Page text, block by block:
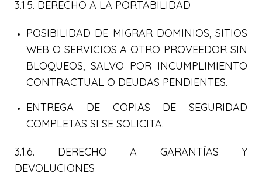
3.1.5. DERECHO A LA PORTABILIDAD
POSIBILIDAD DE MIGRAR DOMINIOS, SITIOS
WEB O SERVICIOS A OTRO PROVEEDOR SIN
BLOQUEOS, SALVO POR INCUMPLIMIENTO
CONTRACTUAL O DEUDAS PENDIENTES.
ENTREGA DE COPIAS DE SEGURIDAD
COMPLETAS SI SE SOLICITA.
3.1.6. DERECHO A GARANTÍAS Y
DEVOLUCIONES